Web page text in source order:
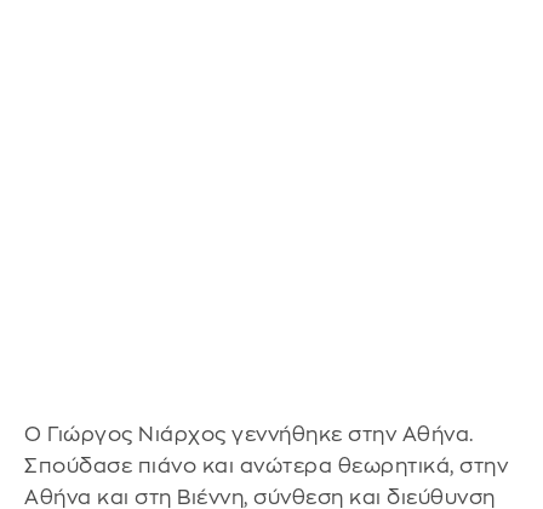
Ο Γιώργος Νιάρχος γεννήθηκε στην Αθήνα.
Σπούδασε πιάνο και ανώτερα θεωρητικά, στην
Αθήνα και στη Βιέννη, σύνθεση και διεύθυνση